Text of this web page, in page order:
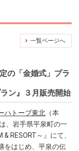
一覧ページへ
の「金婚式」プラ
ン』３月販売開始
ハトーブ東北 （本
、岩手県平泉町の一
RESORT～』にて、
をはじめ、平泉の伝